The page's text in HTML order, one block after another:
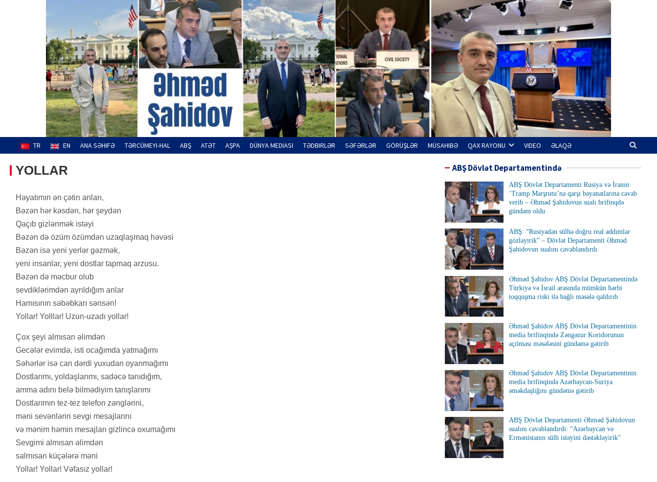
Əhməd Şahidov
Hüquq müdafiəçisi
TR EN ANA SƏHIFƏ TƏRCÜMEYI-HAL ABŞ ATƏT AŞPA DÜNYA MEDIASI TƏDBIRLƏR SƏFƏRLƏR GÖRÜŞLƏR MÜSAHIBƏ QAX RAYONU VIDEO ƏLAQƏ
YOLLAR
Həyatımın ən çətin anları,
Bəzən hər kəsdən, hər şeydən
Qaçıb gizlənmək istəyi
Bəzən də özüm özümdən uzaqlaşmaq həvəsi
Bəzən isə yeni yerlər gəzmək,
yeni insanlar, yeni dostlar tapmaq arzusu.
Bəzən də məcbur olub
sevdiklərimdən ayrıldığım anlar
Hamısının səbəbkarı sənsən!
Yollar! Yolllar! Uzun-uzadı yollar!
Çox şeyi almısan əlimdən
Gecələr evimdə, isti ocağımda yatmağımı
Səhərlər isə can dərdi yuxudan oyanmağımı
Dostlarımı, yoldaşlarımı, sadəcə tanıdığım,
amma adını belə bilmədiyim tanışlarımı
Dostlarımın tez-tez telefon zənglərini,
məni sevənlərin sevgi mesajlarını
və mənim həmin mesajları gizlincə oxumağımı
Sevgimi almısan əlimdən
salmısan küçələrə məni
Yollar! Yollar! Vəfasız yollar!
ABŞ Dövlət Departamentində
ABŞ Dövlət Departamenti Rusiya və İranın
‘Tramp Marşrutu’na qarşı bəyanatlarına cavab
verib – Əhməd Şahidovun sualı brifinqdə
gündəm oldu
ABŞ: “Rusiyadan sülhə doğru real addımlar
gözləyirik” – Dövlət Departamenti Əhməd
Şahidovun sualını cavablandırdı
Əhməd Şahidov ABŞ Dövlət Departamentində
Türkiyə və İsrail arasında mümkün hərbi
toqquşma riski ilə bağlı məsələ qaldırıb
Əhməd Şahidov ABŞ Dövlət Departamentinin
media brifinqində Zəngəzur Koridorunun
açılması məsələsini gündəmə gətirib
Əhməd Şahidov ABŞ Dövlət Departamentinin
media brifinqində Azərbaycan-Suriya
əməkdaşlığını gündəmə gətirib
ABŞ Dövlət Departamenti Əhməd Şahidovun
sualını cavablandırdı: “Azərbaycan və
Ermənistanın sülh istəyini dəstəkləyirik”